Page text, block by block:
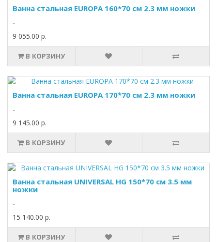
Ванна стальная EUROPA 160*70 см 2.3 мм ножки
..
9 055.00 р.
В КОРЗИНУ
Ванна стальная EUROPA 170*70 см 2.3 мм ножки
..
9 145.00 р.
В КОРЗИНУ
Ванна стальная UNIVERSAL HG 150*70 см 3.5 мм
ножки
..
15 140.00 р.
В КОРЗИНУ